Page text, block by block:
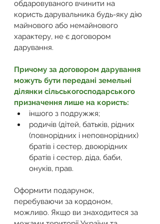
обдаровуваного вчинити на
користь дарувальника будь-яку дію
майнового або немайнового
характеру, не є договором
дарування.
Причому за договором дарування
можуть бути передані земельні
ділянки сільськогосподарського
призначення лише на користь:
іншого з подружжя;
родичів (дітей, батьків, рідних
(повнорідних і неповнорідних)
братів і сестер, двоюрідних
братів і сестер, діда, баби,
онуків, прав.
Оформити подарунок,
перебуваючи за кордоном,
можливо. Якщо ви знаходитеся за